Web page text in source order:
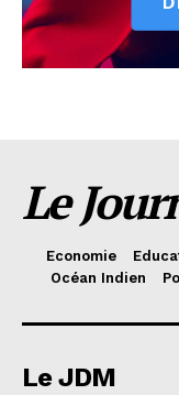
Le
Economie
Océan Indien
Le JDM